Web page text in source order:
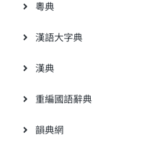
粵典
漢語大字典
漢典
重編國語辭典
韻典網